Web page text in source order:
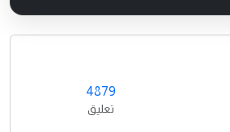
4879
تعليق